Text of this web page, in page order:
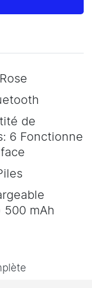
de
6 Fonctionne
500 mAh